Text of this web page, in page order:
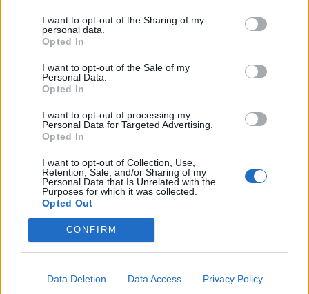
I want to opt-out of the Sharing of my
personal data.
Opted In
I want to opt-out of the Sale of my
Personal Data.
Opted In
I want to opt-out of processing my
Personal Data for Targeted Advertising.
Opted In
I want to opt-out of Collection, Use,
Retention, Sale, and/or Sharing of my
Personal Data that Is Unrelated with the
Purposes for which it was collected.
Opted Out
CONFIRM
Data Deletion Data Access Privacy Policy
next time I comment.